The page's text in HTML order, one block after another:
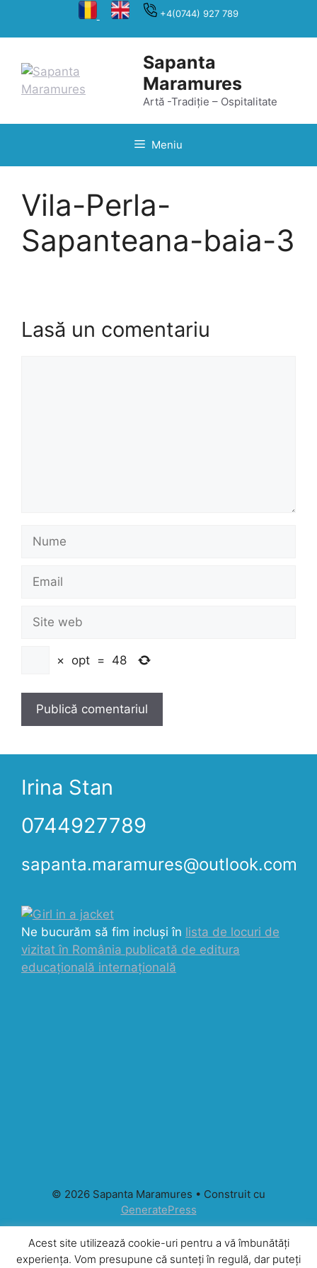
+4(0744) 927 789
Sapanta
Maramures
Artă -Tradiție – Ospitalitate
Meniu
Vila-Perla-
Sapanteana-baia-3
Lasă un comentariu
Nume
Email
Site
web
× opt = 48
Irina Stan
0744927789
sapanta.maramures@outlook.com
Ne bucurăm să fim incluși în lista de locuri de
vizitat în România publicată de editura
educațională internațională
© 2026 Sapanta Maramures • Construit cu
GeneratePress
Acest site utilizează cookie-uri pentru a vă îmbunătăți
experiența. Vom presupune că sunteți în regulă, dar puteți